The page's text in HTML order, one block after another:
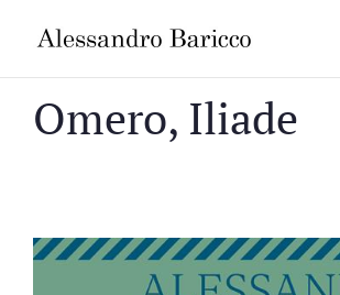
Omero, Iliade